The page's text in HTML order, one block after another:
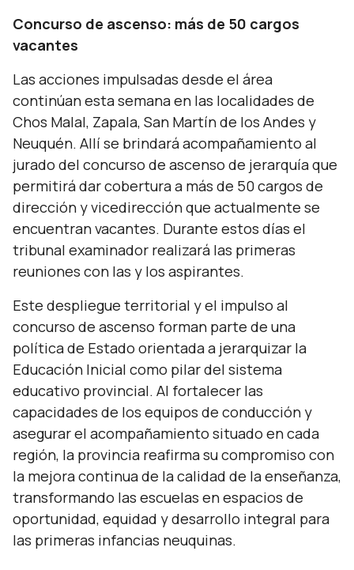
Concurso de ascenso: más de 50 cargos
vacantes
Las acciones impulsadas desde el área
continúan esta semana en las localidades de
Chos Malal, Zapala, San Martín de los Andes y
Neuquén. Allí se brindará acompañamiento al
jurado del concurso de ascenso de jerarquía que
permitirá dar cobertura a más de 50 cargos de
dirección y vicedirección que actualmente se
encuentran vacantes. Durante estos días el
tribunal examinador realizará las primeras
reuniones con las y los aspirantes.
Este despliegue territorial y el impulso al
concurso de ascenso forman parte de una
política de Estado orientada a jerarquizar la
Educación Inicial como pilar del sistema
educativo provincial. Al fortalecer las
capacidades de los equipos de conducción y
asegurar el acompañamiento situado en cada
región, la provincia reafirma su compromiso con
la mejora continua de la calidad de la enseñanza,
transformando las escuelas en espacios de
oportunidad, equidad y desarrollo integral para
las primeras infancias neuquinas.